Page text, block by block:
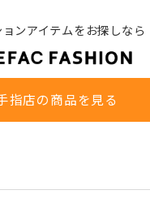
ンアイテムをお探しなら
指店の商品を見る